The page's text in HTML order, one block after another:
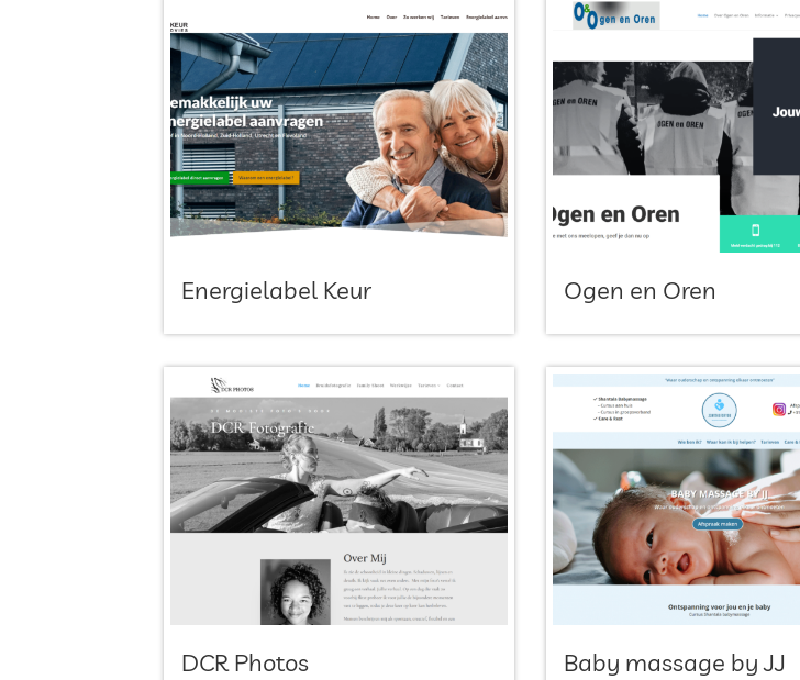
Energielabel Keur Ogen en Oren
DCR Photos Baby massage by JJ